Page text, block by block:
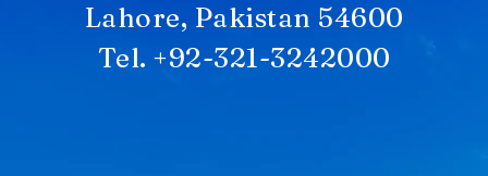
Lahore, Pakistan 54600
Tel. +92-321-3242000